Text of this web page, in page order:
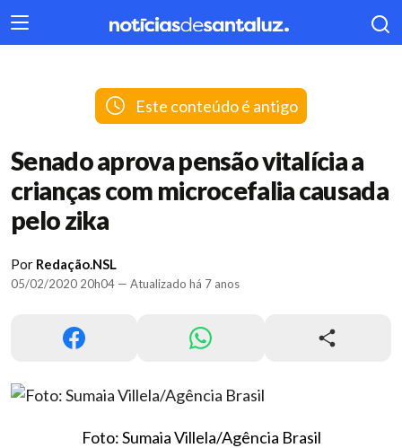
404
Este conteúdo é antigo
Senado aprova pensão vitalícia a
crianças com microcefalia causada
pelo zika
Por Redação.NSL
05/02/2020 20h04 — Atualizado há 7 anos
Foto: Sumaia Villela/Agência Brasil